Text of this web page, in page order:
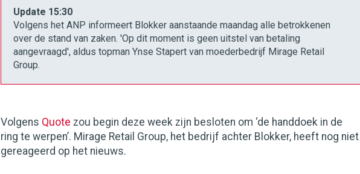
Update 15:30
Volgens het ANP informeert Blokker aanstaande maandag alle betrokkenen
over de stand van zaken. 'Op dit moment is geen uitstel van betaling
aangevraagd', aldus topman Ynse Stapert van moederbedrijf Mirage Retail
Group.
Volgens Quote zou begin deze week zijn besloten om ‘de handdoek in de
ring te werpen’. Mirage Retail Group, het bedrijf achter Blokker, heeft nog niet
gereageerd op het nieuws.